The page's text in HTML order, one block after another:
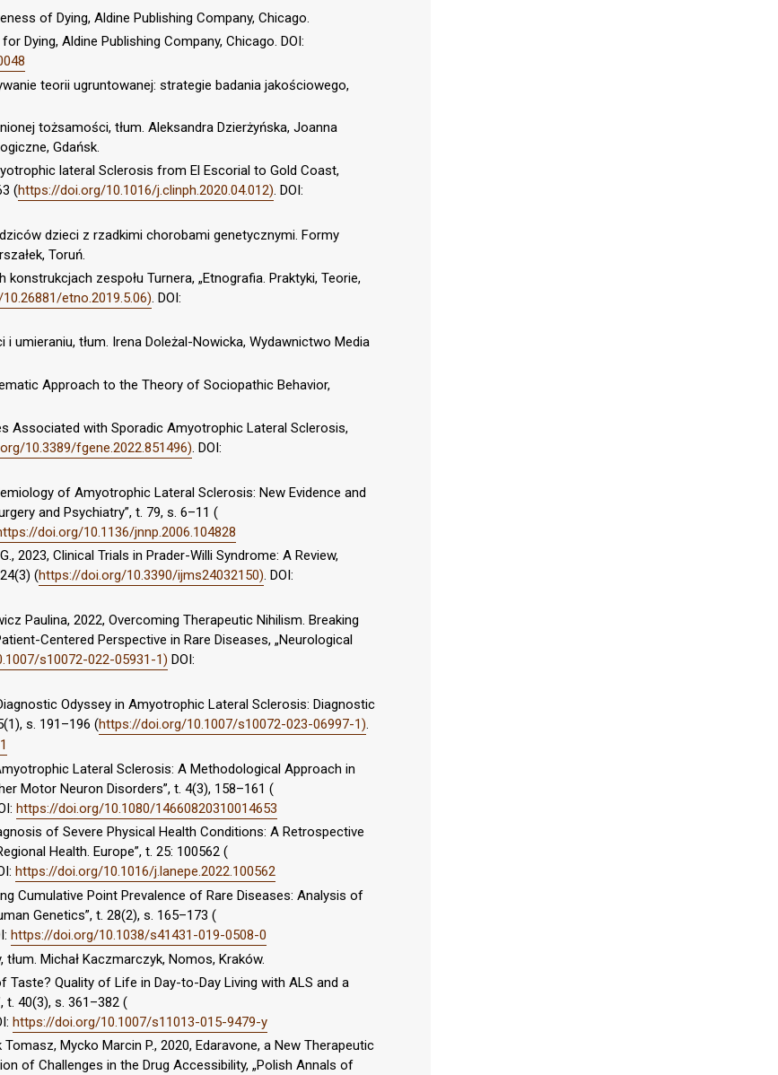
of Dying, Aldine Publishing Company, Chicago.
Dying, Aldine Publishing Company, Chicago. DOI:
teorii ugruntowanej: strategie badania jakościowego,
tożsamości, tłum. Aleksandra Dzierżyńska, Joanna
Gdańsk.
lateral Sclerosis from El Escorial to Gold Coast,
(https://doi.org/10.1016/j.clinph.2020.04.012). DOI:
dzieci z rzadkimi chorobami genetycznymi. Formy
Toruń.
konstrukcjach zespołu Turnera, „Etnografia. Praktyki, Teorie,
etno.2019.5.06) . DOI:
umieraniu, tłum. Irena Doleżal-Nowicka, Wydawnictwo Media
Approach to the Theory of Sociopathic Behavior,
Associated with Sporadic Amyotrophic Lateral Sclerosis,
10.3389/fgene.2022.851496). DOI:
of Amyotrophic Lateral Sclerosis: New Evidence and
and Psychiatry”, t. 79, s. 6–11 (
doi.org/10.1136/jnnp.2006.104828
2023, Clinical Trials in Prader-Willi Syndrome: A Review,
(https://doi.org/10.3390/ijms24032150). DOI:
Paulina, 2022, Overcoming Therapeutic Nihilism. Breaking
Centered Perspective in Rare Diseases, „Neurological
s10072-022-05931-1) DOI:
Odyssey in Amyotrophic Lateral Sclerosis: Diagnostic
s. 191–196 (https://doi.org/10.1007/s10072-023-06997-1).
Lateral Sclerosis: A Methodological Approach in
Motor Neuron Disorders”, t. 4(3), 158–161 (
https://doi.org/10.1080/14660820310014653
of Severe Physical Health Conditions: A Retrospective
Health. Europe”, t. 25: 100562 (
https://doi.org/10.1016/j.lanepe.2022.100562
Cumulative Point Prevalence of Rare Diseases: Analysis of
Genetics”, t. 28(2), s. 165–173 (
https://doi.org/10.1038/s41431-019-0508-0
Michał Kaczmarczyk, Nomos, Kraków.
Taste? Quality of Life in Day-to-Day Living with ALS and a
t. 40(3), s. 361–382 (
https://doi.org/10.1007/s11013-015-9479-y
Mycko Marcin P., 2020, Edaravone, a New Therapeutic
of Challenges in the Drug Accessibility, „Polish Annals of